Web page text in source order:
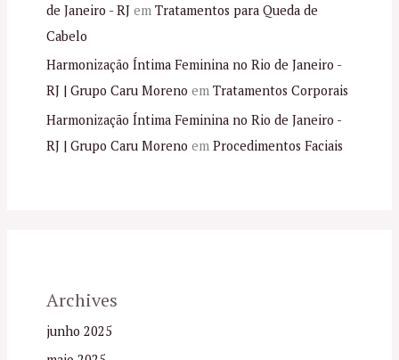
de Janeiro - RJem Tratamentos para Queda de
Cabelo
Harmonização Íntima Feminina no Rio de Janeiro -
RJ | Grupo Caru Moreno em Tratamentos Corporais
Harmonização Íntima Feminina no Rio de Janeiro -
RJ | Grupo Caru Moreno em Procedimentos Faciais
Archives
junho 2025